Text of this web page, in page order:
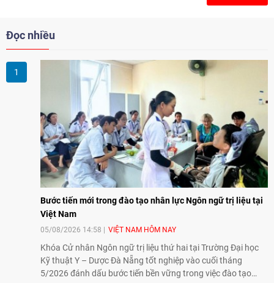
Đọc nhiều
Bước tiến mới trong đào tạo nhân lực Ngôn ngữ trị liệu tại
Việt Nam
05/08/2026 14:58 VIỆT NAM HÔM NAY
Khóa Cử nhân Ngôn ngữ trị liệu thứ hai tại Trường Đại học
Kỹ thuật Y – Dược Đà Nẵng tốt nghiệp vào cuối tháng
5/2026 đánh dấu bước tiến bền vững trong việc đào tạo